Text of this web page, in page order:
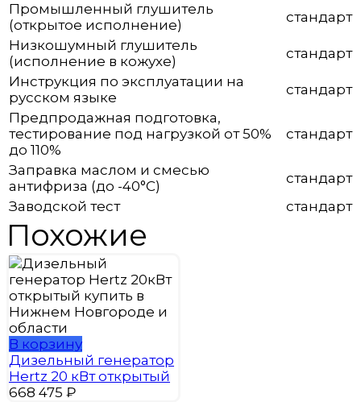
Промышленный глушитель
(открытое исполнение)
стандарт
Низкошумный глушитель
(исполнение в кожухе)
стандарт
Инструкция по эксплуатации на
русском языке
стандарт
Предпродажная подготовка,
тестирование под нагрузкой от 50%
до 110%
стандарт
Заправка маслом и смесью
антифриза (до -40°С)
стандарт
Заводской тест
стандарт
Похожие
В корзину
Дизельный генератор
Hertz 20 кВт открытый
668 475 ₽